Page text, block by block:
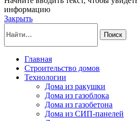
информацию
Закрыть
Поиск
Главная
Строительство домов
Технологии
Дома из ракушки
Дома из газоблока
Дома из газобетона
Дома из СИП-панелей